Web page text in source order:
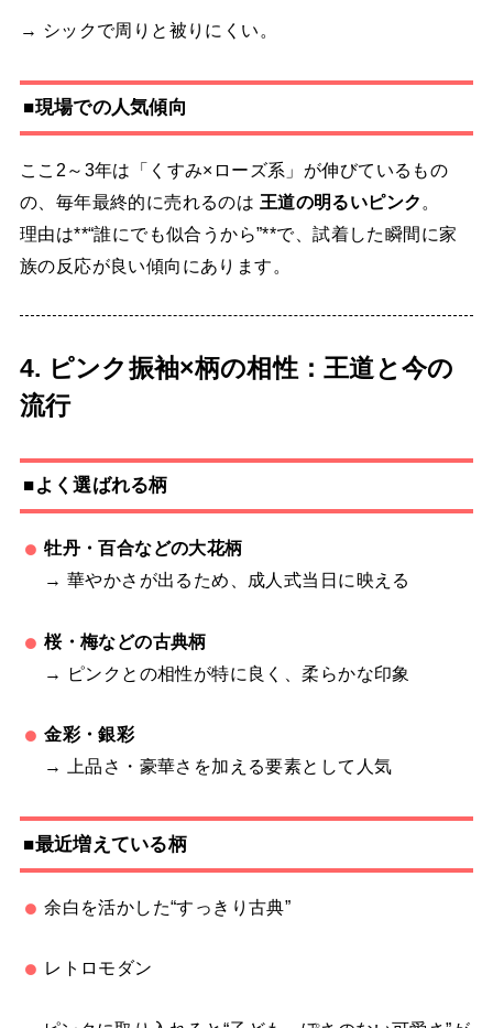
→ シックで周りと被りにくい。
■現場での人気傾向
ここ2～3年は「くすみ×ローズ系」が伸びているもの
の、毎年最終的に売れるのは 王道の明るいピンク 。
理由は**“誰にでも似合うから”**で、試着した瞬間に家
族の反応が良い傾向にあります。
4. ピンク振袖×柄の相性：王道と今の
流行
■よく選ばれる柄
牡丹・百合などの大花柄
→ 華やかさが出るため、成人式当日に映える
桜・梅などの古典柄
→ ピンクとの相性が特に良く、柔らかな印象
金彩・銀彩
→ 上品さ・豪華さを加える要素として人気
■最近増えている柄
余白を活かした“すっきり古典”
レトロモダン